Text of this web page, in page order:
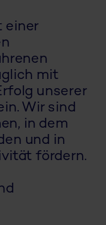
einer
mit
unserer
Wir sind
in dem
und in
fördern.